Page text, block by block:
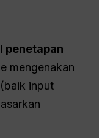
penetapan
mengenakan
input